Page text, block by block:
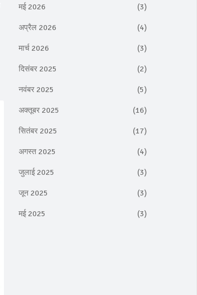
मई 2026 (3)
अप्रैल 2026 (4)
मार्च 2026 (3)
दिसंबर 2025 (2)
नवंबर 2025 (5)
अक्तूबर 2025 (16)
सितंबर 2025 (17)
अगस्त 2025 (4)
जुलाई 2025 (3)
जून 2025 (3)
मई 2025 (3)